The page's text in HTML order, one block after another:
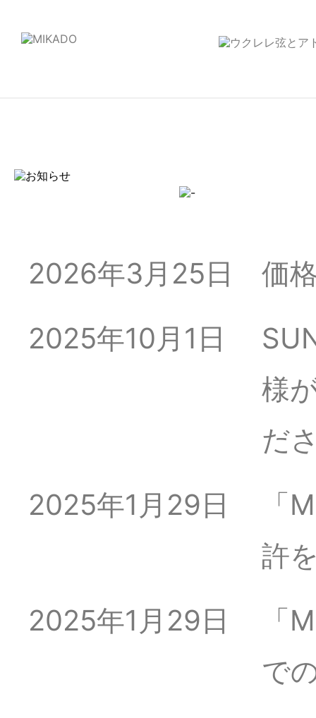
2026年3月25日
価
2025年10月1日
様
だ
2025年1月29日
「
許
2025年1月29日
「
で